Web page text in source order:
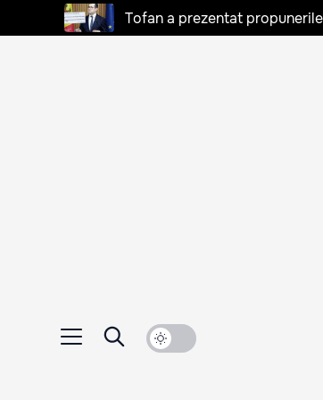
Tofan a prezentat